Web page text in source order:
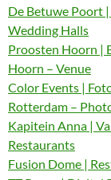
De Betuwe Poort
Wedding Halls
Proosten Hoorn |
Hoorn – Venue
Color Events |
Rotterdam –
Kapitein Anna |
Restaurants
Fusion Dome |